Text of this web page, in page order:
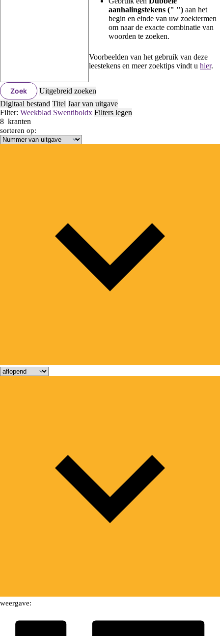
aanhalingstekens (" ") aan het
begin en einde van uw zoektermen
om naar de exacte combinatie van
woorden te zoeken.
Voorbeelden van het gebruik van deze
leestekens en meer zoektips vindt u hier.
Zoek
Uitgebreid zoeken
Digitaal bestand Titel Jaar van uitgave
Filter: Weekblad Swentiboldx Filters legen
8 kranten
sorteren op:
weergave: